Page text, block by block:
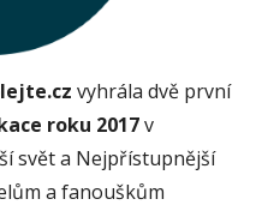
vyhrála dvě první
roku 2017v
svět a Nejpřístupnější
a fanouškům